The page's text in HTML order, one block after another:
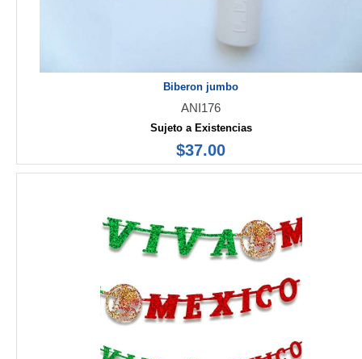
Biberon jumbo
ANI176
Sujeto a Existencias
$37.00